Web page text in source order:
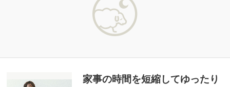
家事の時間を短縮してゆったり